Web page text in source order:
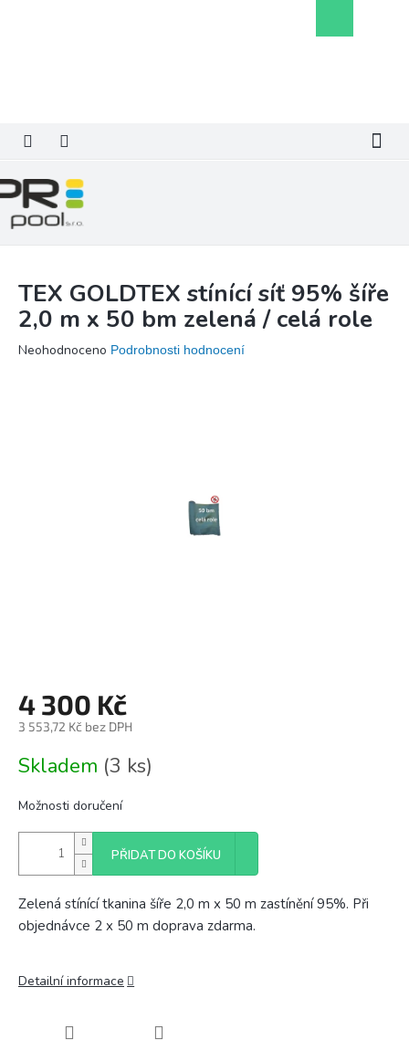
košík
TEX GOLDTEX stínící síť 95% šíře
2,0 m x 50 bm zelená / celá role
Průměrné
Neohodnoceno Podrobnosti hodnocení
4 300 Kč
3 553,72 Kč bez DPH
cena:
Skladem (3 ks)
Možnosti doručení
PŘIDAT DO KOŠÍKU
Zelená stínící tkanina šíře 2,0 m x 50 m zastínění 95%. Při
objednávce 2 x 50 m doprava zdarma.
Detailní informace